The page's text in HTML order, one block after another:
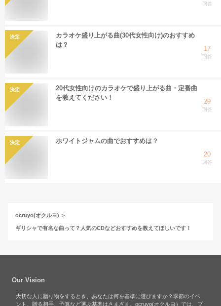
回答
決定
カラオケ盛り上がる曲(30代女性向け)のおすすめ
は？
17
回答
決定
20代女性向けのカラオケで盛り上がる曲・定番曲
を教えてください！
29
回答
決定
ホワイトジャムの曲でおすすめは？
20
回答
ocruyo(オクルヨ)
ギリシャで有名な曲って？人気のCDなどおすすめを教えてほしいです！
Our Vision
大切な人に贈り物をするとき、あなたは何を基準に選びますか？季節のイベ
ント、贈る相手、予算など選ぶ基準はさまざま。ocruyo(オクルヨ）では、プ